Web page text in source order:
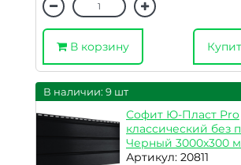
В корзину
В наличии: 9 шт
Софит Ю-Пласт Pro
классический без
Черный 3000х300
Артикул: 20811